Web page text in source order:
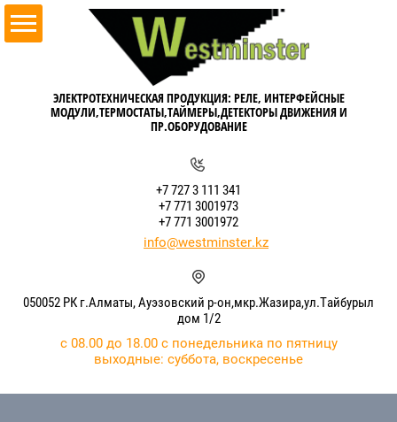
ЭЛЕКТРОТЕХНИЧЕСКАЯ ПРОДУКЦИЯ: РЕЛЕ, ИНТЕРФЕЙСНЫЕ
МОДУЛИ,ТЕРМОСТАТЫ,ТАЙМЕРЫ,ДЕТЕКТОРЫ ДВИЖЕНИЯ И
ПР.ОБОРУДОВАНИЕ
+7 727 3 111 341
+7 771 3001973
+7 771 3001972
info@westminster.kz
050052 РК г.Алматы, Ауэзовский р-он,мкр.Жазира,ул.Тайбурыл
дом 1/2
с 08.00 до 18.00 с понедельника по пятницу
выходные: суббота, воскресенье